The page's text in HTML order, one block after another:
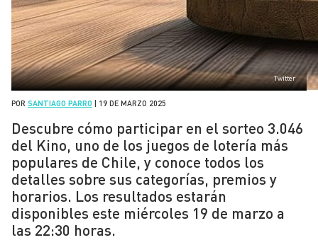
Twitter
POR SANTIAGO PARRO 19 DE MARZO 2025
Descubre cómo participar en el sorteo 3.046
del Kino, uno de los juegos de lotería más
populares de Chile, y conoce todos los
detalles sobre sus categorías, premios y
horarios. Los resultados estarán
disponibles este miércoles 19 de marzo a
las 22:30 horas.